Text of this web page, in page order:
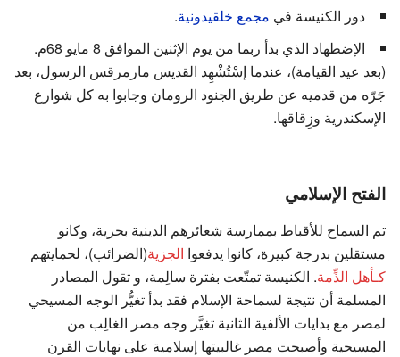
دور الكنيسة في مجمع خلقيدونية.
الإضطهاد الذي بدأ ربما من يوم الإثنين الموافق 8 مايو 68م.
(بعد عيد القيامة)، عندما إسْتُشْهِد القديس مارمرقس الرسول، بعد
جَرّه من قدميه عن طريق الجنود الرومان وجابوا به كل شوارع
الإسكندرية وزِقاقها.
الفتح الإسلامي
تم السماح للأقباط بممارسة شعائرهم الدينية بحرية، وكانو
مستقلين بدرجة كبيرة، كانوا يدفعوا الجزية(الضرائب)، لحمايتهم
كـأهل الذِّمة. الكنيسة تمتّعت بفترة سالِمة، و تقول المصادر
المسلمة أن نتيجة لسماحة الإسلام فقد بدأ تغيُّر الوجه المسيحي
لمصر مع بدايات الألفية الثانية تغيَّر وجه مصر الغالِب من
المسيحية وأصبحت مصر غالبيتها إسلامية على نهايات القرن